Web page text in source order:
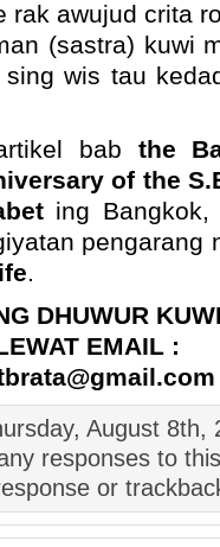
rak awujud crita
(sastra) kuwi
wis tau
bab the
of the
ing
pengarang
.
DHUWUR
EMAIL :
August 8th,
responses to
or